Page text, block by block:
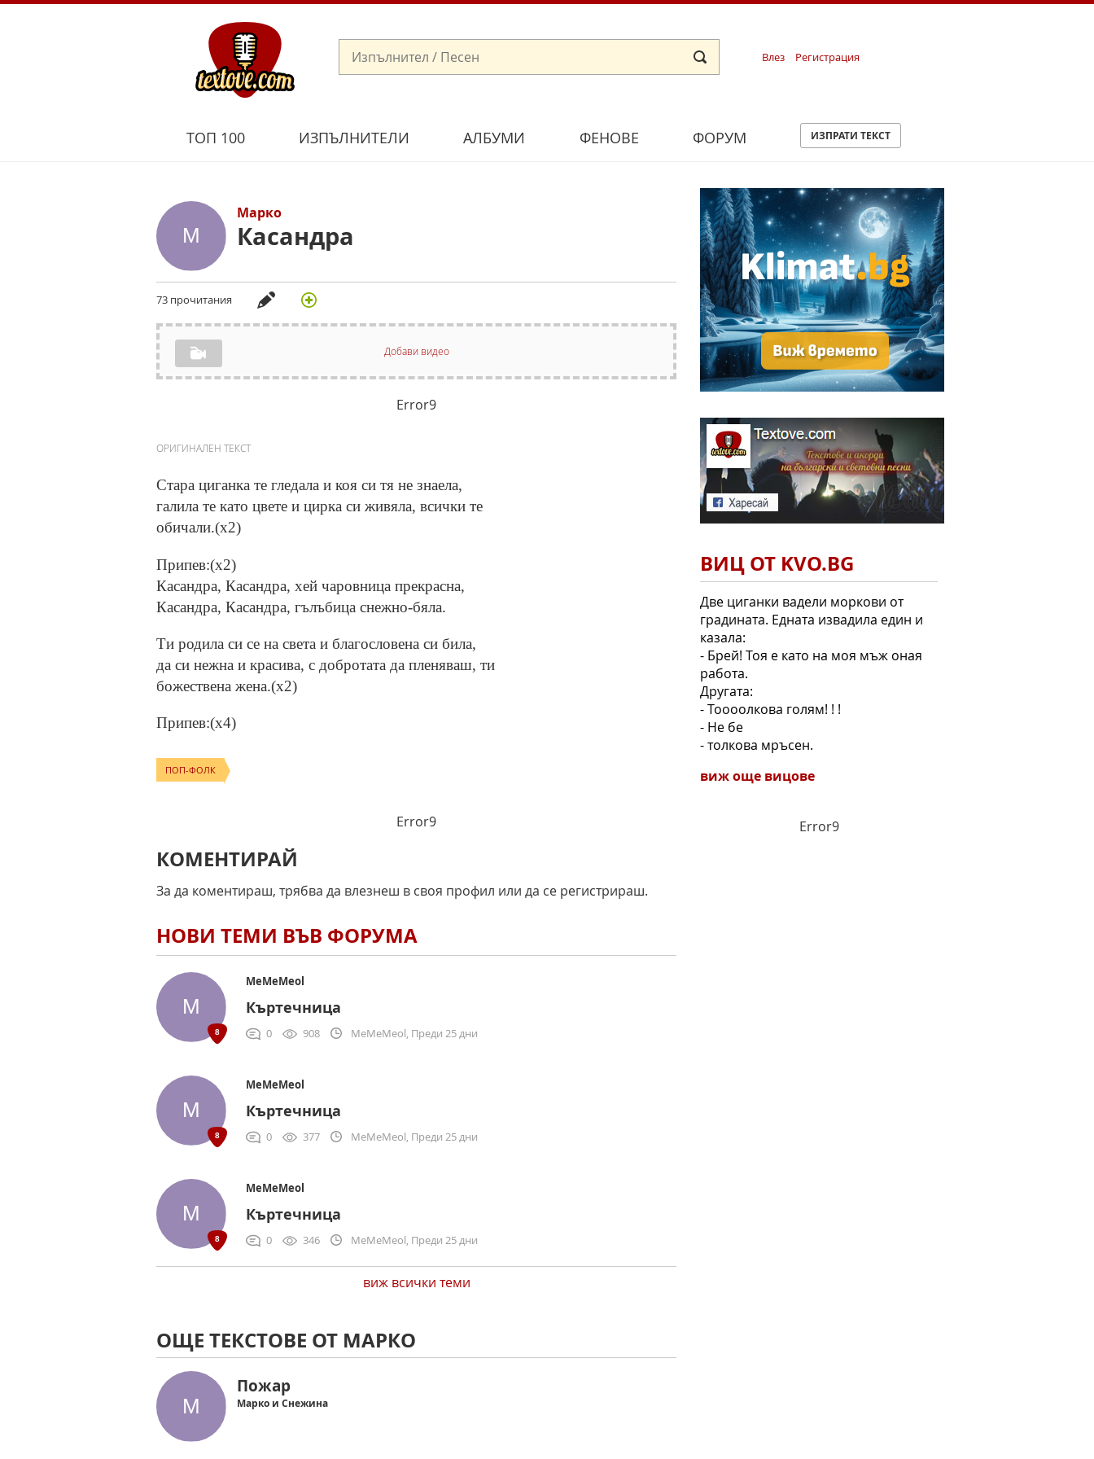
Влез Регистрация
ТОП 100 ИЗПЪЛНИТЕЛИ АЛБУМИ ФЕНОВЕ ФОРУМ ИЗПРАТИ ТЕКСТ
Марко
Касандра
73 прочитания
Добави видео
Error9
ОРИГИНАЛЕН ТЕКСТ
Стара циганка те гледала и коя си тя не знаела,
галила те като цвете и цирка си живяла, всички те
обичали.(x2)
Припев:(x2)
Касандра, Касандра, хей чаровница прекрасна,
Касандра, Касандра, гълъбица снежно-бяла.
Ти родила си се на света и благословена си била,
да си нежна и красива, с добротата да пленяваш, ти
божествена жена.(x2)
Припев:(x4)
ПОП-ФОЛК
Error9
КОМЕНТИРАЙ
За да коментираш, трябва да влезнеш в своя профил или да се регистрираш.
НОВИ ТЕМИ ВЪВ ФОРУМА
MeMeMeol
Къртечница
0 908 MeMeMeol, Преди 25 дни
MeMeMeol
Къртечница
0 377 MeMeMeol, Преди 25 дни
MeMeMeol
Къртечница
0 346 MeMeMeol, Преди 25 дни
виж всички теми
ОЩЕ ТЕКСТОВЕ ОТ МАРКО
Пожар
Марко и Снежина
ВИЦ ОТ KVO.BG
Две циганки вадели моркови от
градината. Едната извадила един и
казала:
- Брей! Тоя е като на моя мъж оная
работа.
Другата:
- Тоооолкова голям! ! !
- Не бе
- толкова мръсен.
виж още вицове
Error9